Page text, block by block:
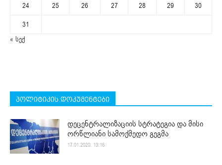
24
25 26 27 28 29
30
31
« სექ
პოლიტიკის დოკუმენტები
დეცენტრალიზაციის სტრატეგია და მისი
ორწლიანი სამოქმედო გეგმა
17.01.2020. 13:16